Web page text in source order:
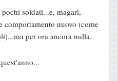
soldati...e, magari,
comportamento nuovo (come
per ora ancora nulla.